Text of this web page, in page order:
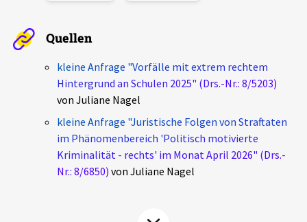
Podcasts
Kontakt
Unterstützer_innen
chronik.LE in der Presse
Quellen
kleine Anfrage "Vorfälle mit extrem rechtem
Hintergrund an Schulen 2025" (Drs.-Nr.: 8/5203)
von Juliane Nagel
kleine Anfrage "Juristische Folgen von Straftaten
im Phänomenbereich 'Politisch motivierte
Kriminalität - rechts' im Monat April 2026" (Drs.-
Nr.: 8/6850) von Juliane Nagel